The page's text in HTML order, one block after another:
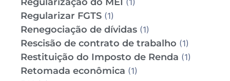
Regularização do MEI (1)
Regularizar FGTS (1)
Renegociação de dívidas (1)
Rescisão de contrato de trabalho (1)
Restituição do Imposto de Renda (1)
Retomada econômica (1)